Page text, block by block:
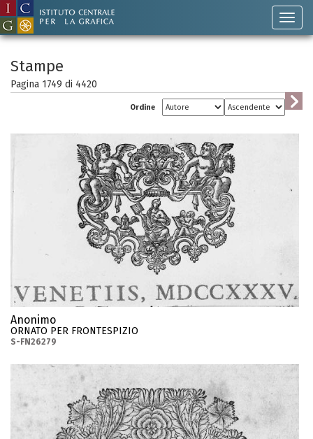
Stampe
Pagina 1749 di 4420
Ordine
Anonimo
ORNATO PER FRONTESPIZIO
S-FN26279